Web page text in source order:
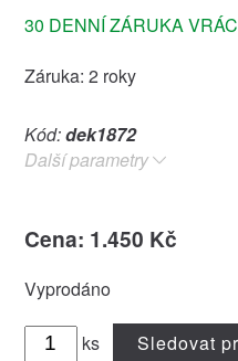
30 DENNÍ ZÁRUKA
Záruka: 2 roky
Kód:dek1872
Další parametry
Cena: 1.450 Kč
Vyprodáno
ks Sledovat